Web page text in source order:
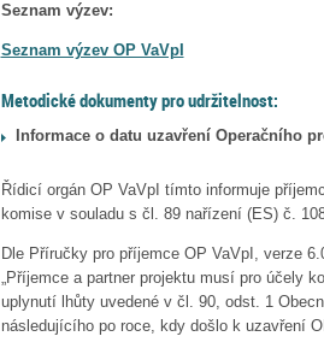
Seznam výzev:
Seznam výzev OP VaVpI
Metodické dokumenty pro udržitelnost:
Informace o datu uzavření Operačního
Řídicí orgán OP VaVpI tímto informuje
komise v souladu s čl. 89 nařízení (ES) č.
Dle Příručky pro příjemce OP VaVpI, verze
„Příjemce a partner projektu musí pro účely
uplynutí lhůty uvedené v čl. 90, odst. 1
následujícího po roce, kdy došlo k uzavření